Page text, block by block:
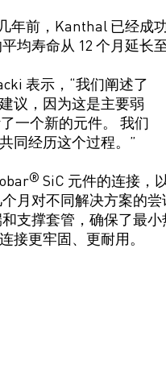
年前，Kanthal 已经成
均寿命从 12 个月延长
表示，“我们阐述了
议 ， 因为这是主要弱
一个新的元件。 我们
同经历这个过程。”
® SiC 元件的连接，
月对不同解决方案的
支撑套管，确保了最
接更牢固、更耐用。